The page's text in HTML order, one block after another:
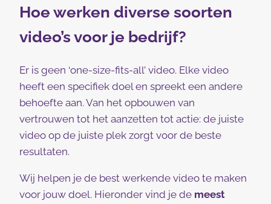
Hoe werken diverse soorten
video’s voor je bedrijf?
Er is geen ‘one-size-fits-all’ video. Elke video
heeft een specifiek doel en spreekt een andere
behoefte aan. Van het opbouwen van
vertrouwen tot het aanzetten tot actie: de juiste
video op de juiste plek zorgt voor de beste
resultaten.
Wij helpen je de best werkende video te maken
voor jouw doel. Hieronder vind je de meest